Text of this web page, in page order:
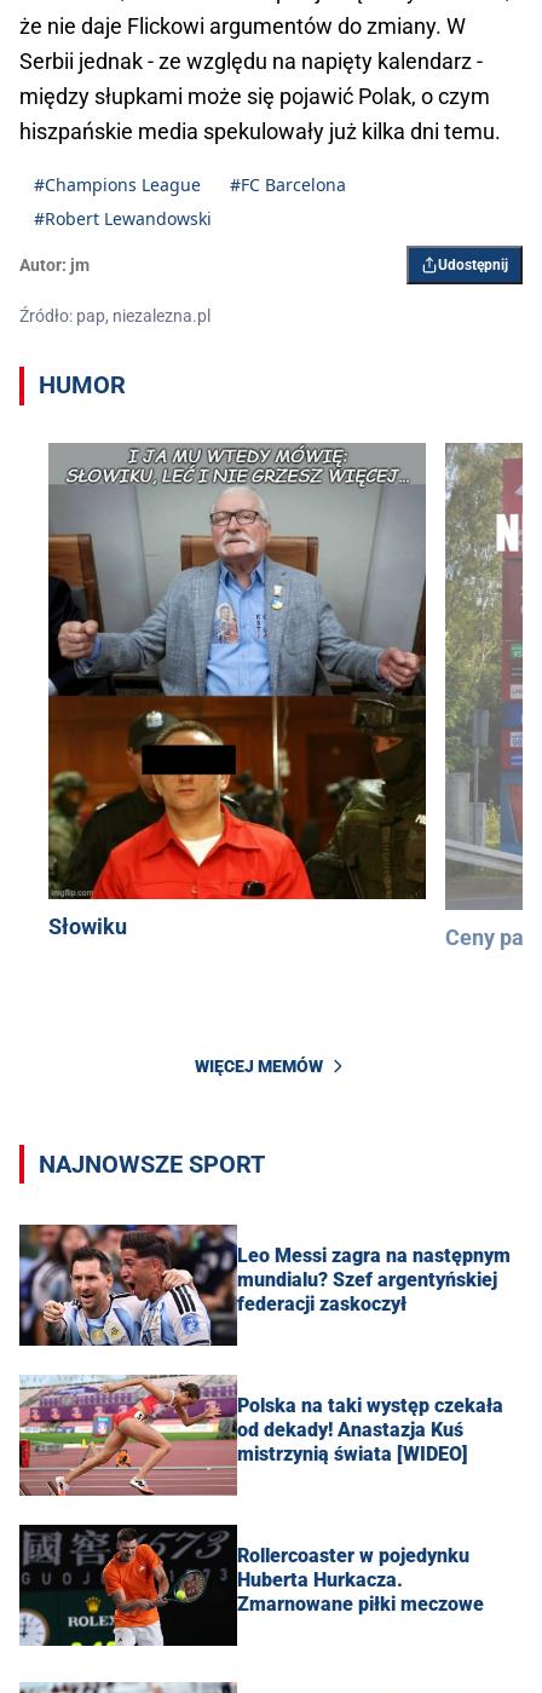
że nie daje Flickowi argumentów do zmiany. W
Serbii jednak - ze względu na napięty kalendarz -
między słupkami może się pojawić Polak, o czym
hiszpańskie media spekulowały już kilka dni temu.
#Champions League
#FC Barcelona
#Robert Lewandowski
Autor: jm Udostępnij
Źródło: pap, niezalezna.pl
HUMOR
Słowiku Ceny
WIĘCEJ MEMÓW
NAJNOWSZE SPORT
Leo Messi zagra na następnym
mundialu? Szef argentyńskiej
federacji zaskoczył
Polska na taki występ czekała
od dekady! Anastazja Kuś
mistrzynią świata [WIDEO]
Rollercoaster w pojedynku
Huberta Hurkacza.
Zmarnowane piłki meczowe